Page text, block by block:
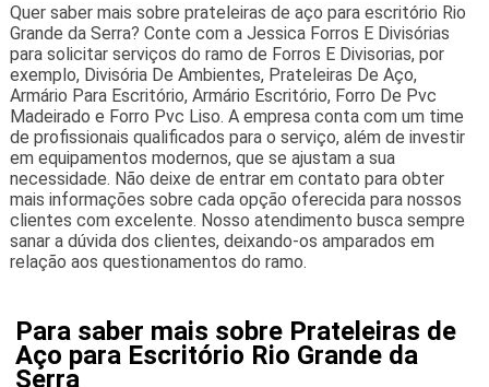
Quer saber mais sobre prateleiras de aço para escritório Rio
Grande da Serra? Conte com a Jessica Forros E Divisórias
para solicitar serviços do ramo de Forros E Divisorias, por
exemplo, Divisória De Ambientes, Prateleiras De Aço,
Armário Para Escritório, Armário Escritório, Forro De Pvc
Madeirado e Forro Pvc Liso. A empresa conta com um time
de profissionais qualificados para o serviço, além de investir
em equipamentos modernos, que se ajustam a sua
necessidade. Não deixe de entrar em contato para obter
mais informações sobre cada opção oferecida para nossos
clientes com excelente. Nosso atendimento busca sempre
sanar a dúvida dos clientes, deixando-os amparados em
relação aos questionamentos do ramo.
Para saber mais sobre Prateleiras de
Aço para Escritório Rio Grande da
Serra